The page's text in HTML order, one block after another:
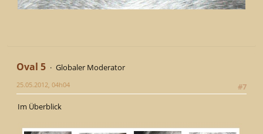
Oval 5
Globaler Moderator
#7
25.05.2012, 04h04
Im Überblick